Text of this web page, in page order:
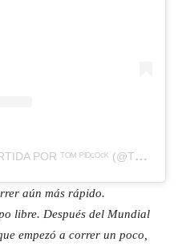
UNA PUBLICACIÓN COMPARTIDA POR ᵀᴼᴹ ᴾᴵᴰᶜᴼᶜᴷ (@TOMPIDCOCK)
aún más rápido.
libre. Después del Mundial
empezó a correr un poco,